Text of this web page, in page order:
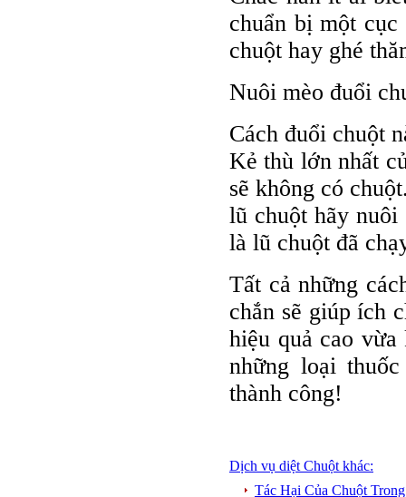
chuẩn bị một
chuột hay ghé
Nuôi mèo đuổi
Cách đuổi chuột
Kẻ thù lớn nhất
sẽ không có
lũ chuột hãy nuôi
là lũ chuột đã
Tất cả những
chắn sẽ giúp ích
hiệu quả cao
những loại
thành công!
Dịch vụ diệt Chuột khác:
Tác Hại Của Chuột